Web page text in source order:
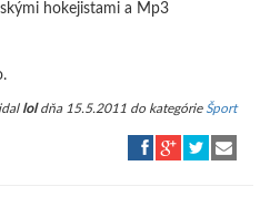
hokejistami a Mp3
loldňa 15.5.2011 do kategórie Šport